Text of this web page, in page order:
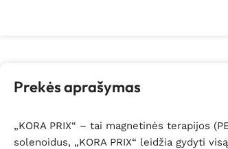
Prekės aprašymas
„KORA PRIX“ – tai magnetinės terapijos
solenoidus, „KORA PRIX“ leidžia gydyti